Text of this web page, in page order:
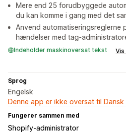
Mere end 25 forudbyggede
du kan komme i gang med det
Anvend automatiseringsreglerne
hændelser med tag-
Indeholder maskinoversat tekst Vis
Sprog
Engelsk
Denne app er ikke oversat til Dansk
Fungerer sammen med
Shopify-administrator